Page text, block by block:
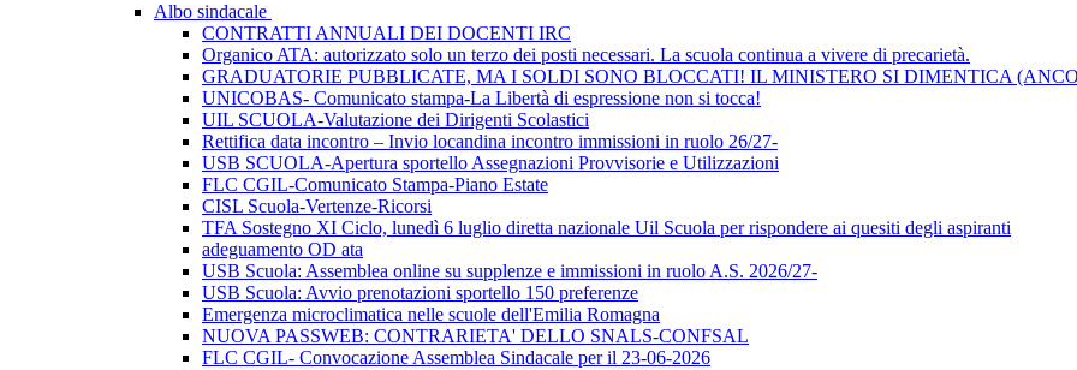
Albo sindacale
CONTRATTI ANNUALI DEI DOCENTI IRC
Organico ATA: autorizzato solo un terzo dei posti necessari. La scuola continua a vivere di precarietà.
GRADUATORIE PUBBLICATE, MA I SOLDI SONO BLOCCATI! IL MINISTERO SI DIMENTICA
UNICOBAS- Comunicato stampa-La Libertà di espressione non si tocca!
UIL SCUOLA-Valutazione dei Dirigenti Scolastici
Rettifica data incontro – Invio locandina incontro immissioni in ruolo 26/27-
USB SCUOLA-Apertura sportello Assegnazioni Provvisorie e Utilizzazioni
FLC CGIL-Comunicato Stampa-Piano Estate
CISL Scuola-Vertenze-Ricorsi
TFA Sostegno XI Ciclo, lunedì 6 luglio diretta nazionale Uil Scuola per rispondere ai quesiti degli aspiranti
adeguamento OD ata
USB Scuola: Assemblea online su supplenze e immissioni in ruolo A.S. 2026/27-
USB Scuola: Avvio prenotazioni sportello 150 preferenze
Emergenza microclimatica nelle scuole dell'Emilia Romagna
NUOVA PASSWEB: CONTRARIETA' DELLO SNALS-CONFSAL
FLC CGIL- Convocazione Assemblea Sindacale per il 23-06-2026